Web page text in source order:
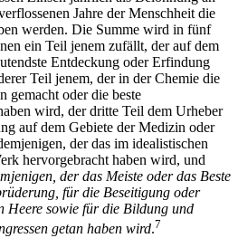
Jahre der Menschheit die
werden. Die Summe wird in fünf
ein Teil jenem zufällt, der auf dem
Entdeckung oder Erfindung
Teil jenem, der in der Chemie die
gemacht oder die beste
wird, der dritte Teil dem Urheber
auf dem Gebiete der Medizin oder
der das im idealistischen
hervorgebracht haben wird, und
der das Meiste oder das Beste
für die Beseitigung oder
Heere sowie für die Bildung und
getan haben wird.7